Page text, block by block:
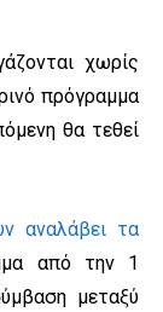
χωρίς
πρόγραμμα
θα τεθεί
αναλάβει τα
από την 1
μεταξύ